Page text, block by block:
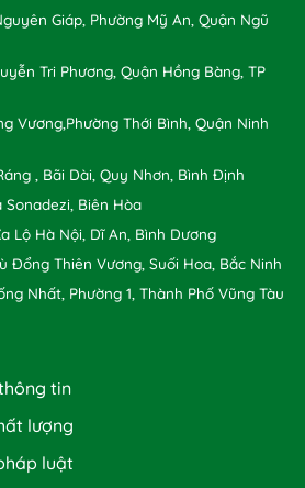
Giáp, Phường Mỹ An, Quận Ngũ
Tri Phương, Quận Hồng Bàng, TP
Vương,Phường Thới Bình, Quận Ninh
, Bãi Dài, Quy Nhơn, Bình Định
Biên Hòa
Lộ Hà Nội, Dĩ An, Bình Dương
Đổng Thiên Vương, Suối Hoa, Bắc Ninh
Nhất, Phường 1, Thành Phố Vũng Tàu
tin
lượng
luật